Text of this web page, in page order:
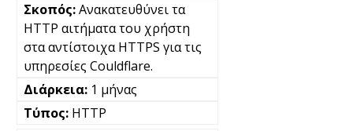
Ανακατευθύνει τα
HTTP αιτήματα του χρήστη
στα αντίστοιχα HTTPS για τις
υπηρεσίες Couldflare.
1 μήνας
HTTP